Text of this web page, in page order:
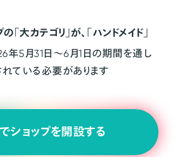
「大カテゴリ」が、「ハンドメイド」
年5月31日〜6月1日の期間を通し
れている必要があります
ショップを開設する